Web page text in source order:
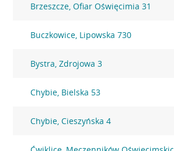
Brzeszcze, Ofiar Oświęcimia 31
Buczkowice, Lipowska 730
Bystra, Zdrojowa 3
Chybie, Bielska 53
Chybie, Cieszyńska 4